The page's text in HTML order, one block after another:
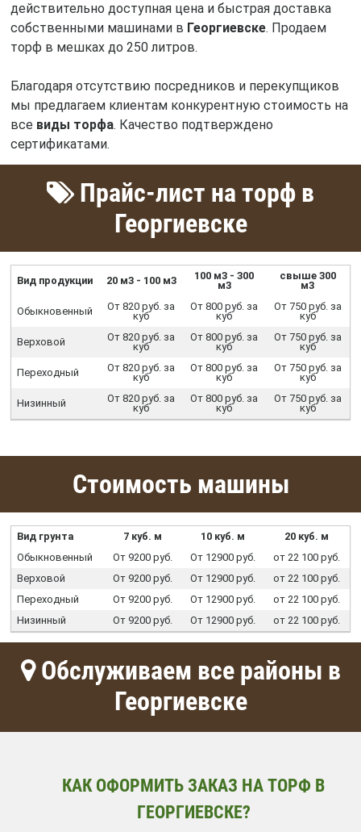
действительно доступная цена и быстрая доставка
собственными машинами в Георгиевске. Продаем
торф в мешках до 250 литров.
Благодаря отсутствию посредников и перекупщиков
мы предлагаем клиентам конкурентную стоимость на
все виды торфа. Качество подтверждено
сертификатами.
Прайс-лист на торф в
Георгиевске
Вид продукции 20 м3 - 100 м3
100 м3 - 300
м3
свыше 300
м3
Обыкновенный
От 820 руб. за
куб
От 800 руб. за
куб
От 750 руб. за
куб
Верховой
От 820 руб. за
куб
От 800 руб. за
куб
От 750 руб. за
куб
Переходный
От 820 руб. за
куб
От 800 руб. за
куб
От 750 руб. за
куб
Низинный
От 820 руб. за
куб
От 800 руб. за
куб
От 750 руб. за
куб
Стоимость машины
Вид грунта 7 куб. м 10 куб. м
20 куб. м
Обыкновенный
От 9200 руб. От 12900 руб.
от 22 100 руб.
Верховой
От 9200 руб. От 12900 руб.
от 22 100 руб.
Переходный
От 9200 руб. От 12900 руб.
от 22 100 руб.
Низинный
От 9200 руб. От 12900 руб. от 22 100 руб.
Обслуживаем все районы в
Георгиевске
КАК ОФОРМИТЬ ЗАКАЗ НА ТОРФ В
ГЕОРГИЕВСКЕ?